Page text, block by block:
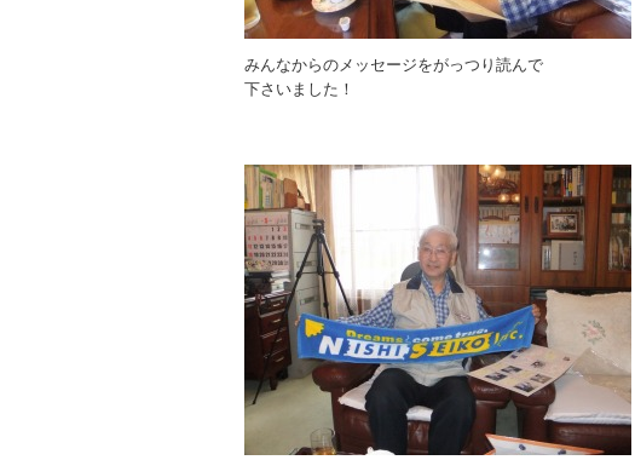
みんなからのメッセージをがっつり読んで
下さいました！